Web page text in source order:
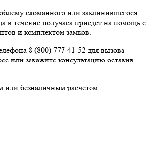
сломанного или заклинившегося
в течение получаса приедет на помощь с
и комплектом замков.
8 (800) 777-41-52 для вызова
или закажите консультацию оставив
безналичным расчетом.